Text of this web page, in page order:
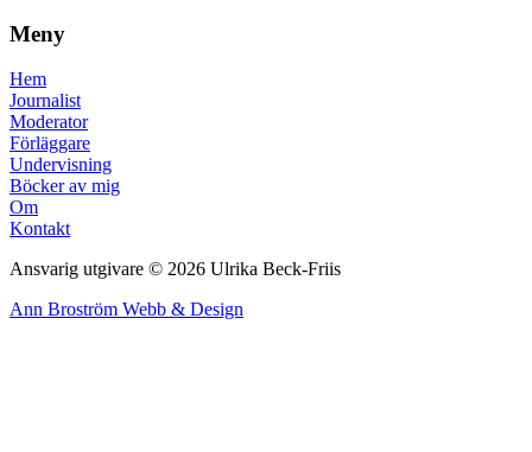
Meny
Hem
Journalist
Moderator
Förläggare
Undervisning
Böcker av mig
Om
Kontakt
Ansvarig utgivare © 2026 Ulrika Beck-Friis
Ann Broström Webb & Design